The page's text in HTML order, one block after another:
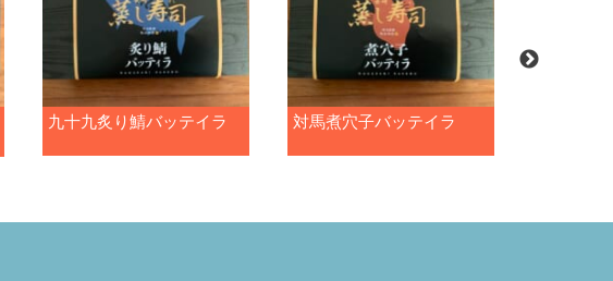
九十九炙り鯖バッテイラ 対馬煮穴子バッテイラ